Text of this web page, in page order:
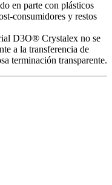
en parte con plásticos
consumidores y restos
D3O® Crystalex no se
a la transferencia de
terminación transparente.